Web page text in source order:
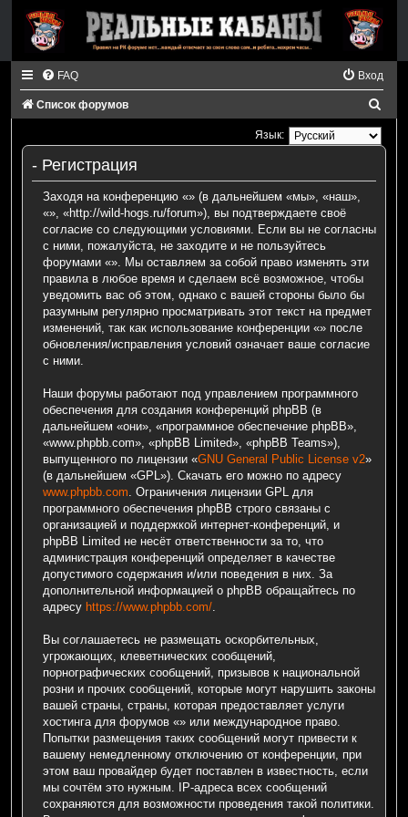
FAQ Вход
Список форумов
и
Язык:
- Регистрация
Заходя на конференцию «» (в дальнейшем «мы», «наш»,
«», «http://wild-hogs.ru/forum»), вы подтверждаете своё
согласие со следующими условиями. Если вы не согласны
с ними, пожалуйста, не заходите и не пользуйтесь
форумами «». Мы оставляем за собой право изменять эти
правила в любое время и сделаем всё возможное, чтобы
уведомить вас об этом, однако с вашей стороны было бы
разумным регулярно просматривать этот текст на предмет
изменений, так как использование конференции «» после
обновления/исправления условий означает ваше согласие
с ними.
Наши форумы работают под управлением программного
обеспечения для создания конференций phpBB (в
дальнейшем «они», «программное обеспечение phpBB»,
«www.phpbb.com», «phpBB Limited», «phpBB Teams»),
выпущенного по лицензии «GNU General Public License v2»
(в дальнейшем «GPL»). Скачать его можно по адресу
www.phpbb.com. Ограничения лицензии GPL для
программного обеспечения phpBB строго связаны с
организацией и поддержкой интернет-конференций, и
phpBB Limited не несёт ответственности за то, что
администрация конференций определяет в качестве
допустимого содержания и/или поведения в них. За
дополнительной информацией о phpBB обращайтесь по
адресу https://www.phpbb.com/.
Вы соглашаетесь не размещать оскорбительных,
угрожающих, клеветнических сообщений,
порнографических сообщений, призывов к национальной
розни и прочих сообщений, которые могут нарушить законы
вашей страны, страны, которая предоставляет услуги
хостинга для форумов «» или международное право.
Попытки размещения таких сообщений могут привести к
вашему немедленному отключению от конференции, при
этом ваш провайдер будет поставлен в известность, если
мы сочтём это нужным. IP-адреса всех сообщений
сохраняются для возможности проведения такой политики.